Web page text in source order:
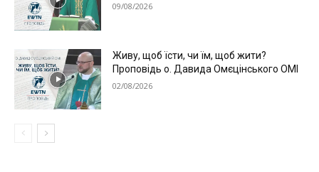
09/08/2026
Живу, щоб їсти, чи їм, щоб жити?
Проповідь о. Давида Омєцінського ОМІ
02/08/2026